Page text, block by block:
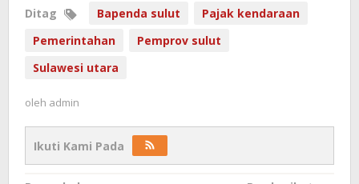
Ditag Bapenda sulut
Pajak kendaraan
Pemerintahan
Pemprov sulut
Sulawesi utara
oleh admin
Ikuti Kami Pada